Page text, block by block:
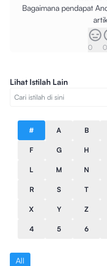
Bagaimana pendapat
0 0
Lihat Istilah Lain
# A B
F G H
L M N
R S T
X Y Z
4 5 6
All